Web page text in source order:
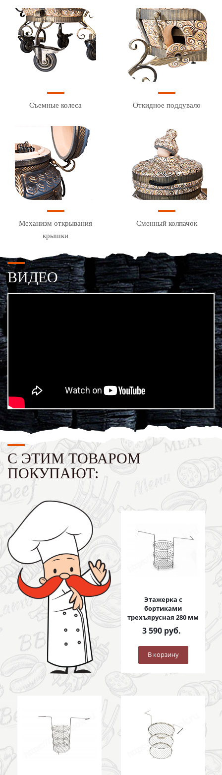
Съемные колеса Откидное поддувало
Механизм открывания
крышки
Сменный колпачок
ВИДЕО
С ЭТИМ ТОВАРОМ
ПОКУПАЮТ:
Этажерка с
бортиками
трехъярусная 280 мм
3 590руб.
В корзину